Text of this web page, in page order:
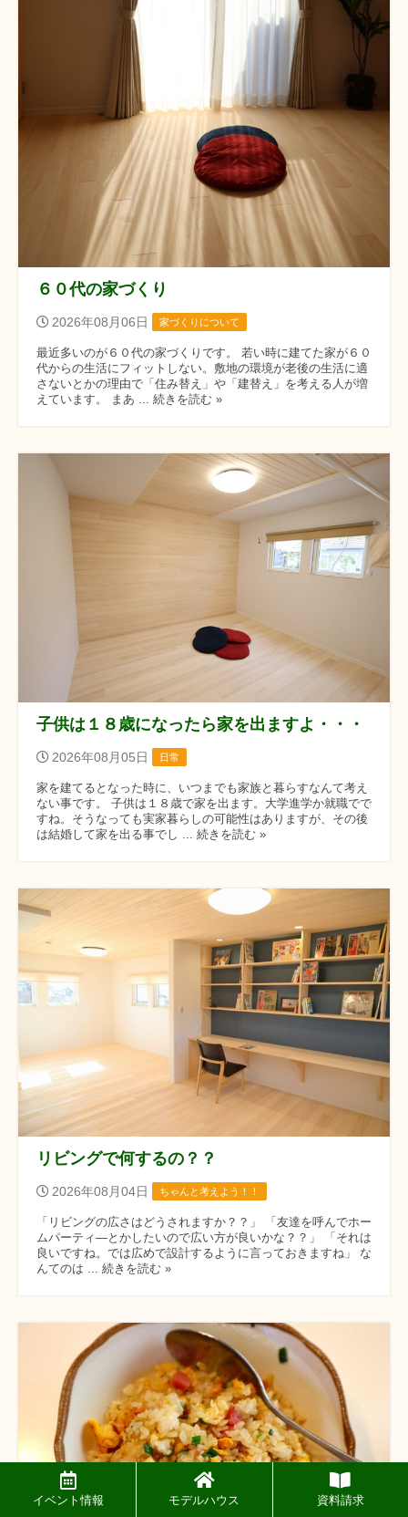
６０代の家づくり
2026年08月06日 家づくりについて
最近多いのが６０代の家づくりです。 若い時に建てた家が６０
代からの生活にフィットしない。敷地の環境が老後の生活に適
さないとかの理由で「住み替え」や「建替え」を考える人が増
えています。 まあ ... 続きを読む »
子供は１８歳になったら家を出ますよ・・・
2026年08月05日 日常
家を建てるとなった時に、いつまでも家族と暮らすなんて考え
ない事です。 子供は１８歳で家を出ます。大学進学か就職でで
すね。そうなっても実家暮らしの可能性はありますが、その後
は結婚して家を出る事でし ... 続きを読む »
リビングで何するの？？
2026年08月04日 ちゃんと考えよう！！
「リビングの広さはどうされますか？？」 「友達を呼んでホー
ムパーティ―とかしたいので広い方が良いかな？？」 「それは
良いですね。では広めで設計するように言っておきますね」 な
んてのは ... 続きを読む »
イベント情報 モデルハウス 資料請求